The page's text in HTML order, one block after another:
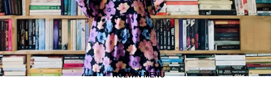
≡ ROZWIŃ MENU